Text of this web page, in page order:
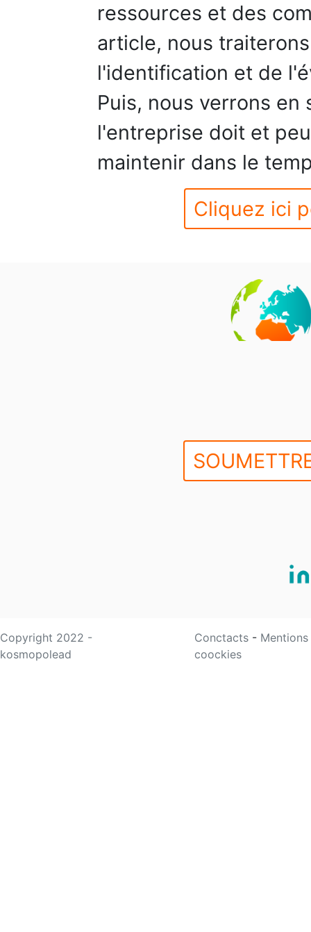
ressources et des
article, nous
l'identification et de
Puis, nous verrons
l'entreprise doit et
maintenir dans le
Cliquez ici
Copyright 2022 -
kosmopolead
Conctacts -
coockies